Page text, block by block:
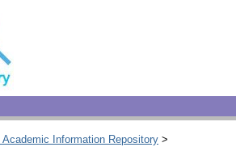
Information Repository >